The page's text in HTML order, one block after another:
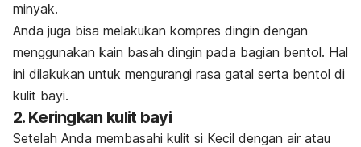
minyak.
Anda juga bisa melakukan kompres dingin dengan
menggunakan kain basah dingin pada bagian bentol. Hal
ini dilakukan untuk mengurangi rasa gatal serta bentol di
kulit bayi.
2. Keringkan kulit bayi
Setelah Anda membasahi kulit si Kecil dengan air atau